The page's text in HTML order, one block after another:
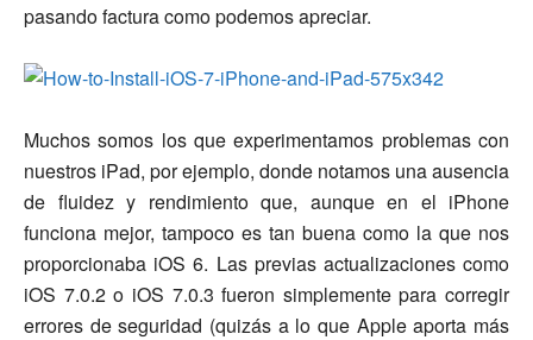
pasando factura como podemos apreciar.
Muchos somos los que experimentamos problemas con
nuestros iPad, por ejemplo, donde notamos una ausencia
de fluidez y rendimiento que, aunque en el iPhone
funciona mejor, tampoco es tan buena como la que nos
proporcionaba iOS 6. Las previas actualizaciones como
iOS 7.0.2 o iOS 7.0.3 fueron simplemente para corregir
errores de seguridad (quizás a lo que Apple aporta más